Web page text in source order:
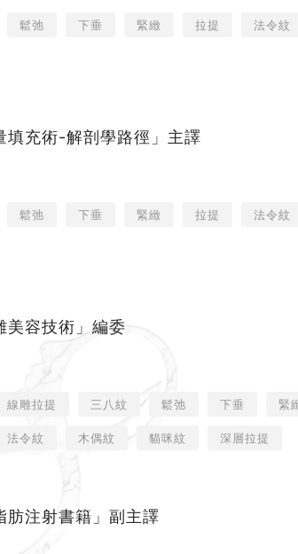
鬆弛 下垂 緊緻 拉提 法令紋
填充術-解剖學路徑」主譯
鬆弛 下垂 緊緻 拉提 法令紋
美容技術」編委
線雕拉提 三八紋 鬆弛 下垂 緊
法令紋 木偶紋 貓咪紋 深層拉提
肪注射書籍」副主譯